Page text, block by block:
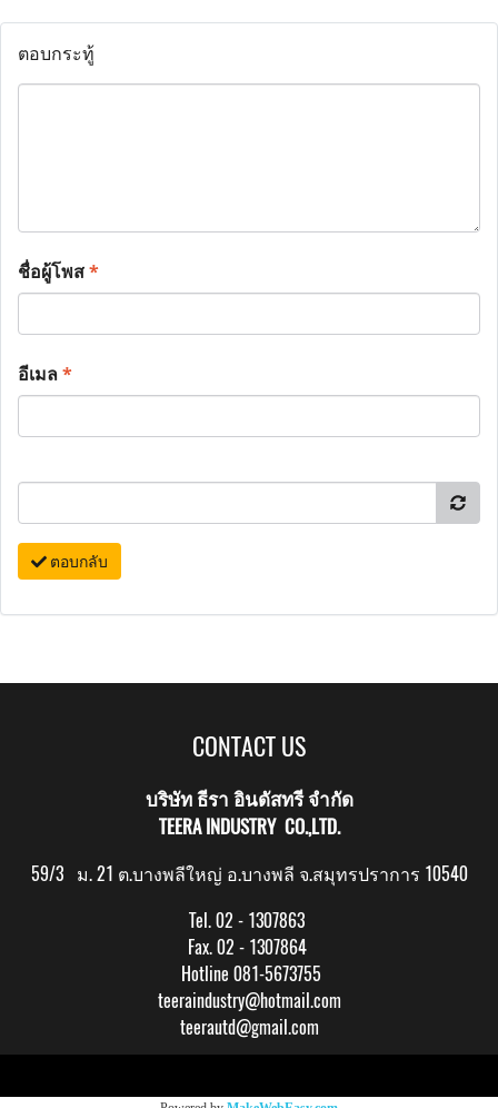
ตอบกระทู้
ชื่อผู้โพส*
อีเมล*
ตอบกลับ
CONTACT US
บริษัท ธีรา อินดัสทรี จำกัด
TEERA INDUSTRY CO.,LTD.
59/3 ม. 21 ต.บางพลีใหญ่ อ.บางพลี จ.สมุทรปราการ 10540
Tel. 02 - 1307863
Fax. 02 - 1307864
Hotline 081-5673755
teeraindustry@hotmail.com
teerautd@gmail.com